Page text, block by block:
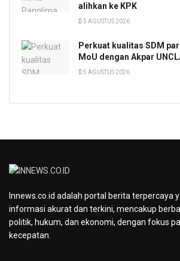
alihkan ke KPK
5 AGUSTUS 2026
Perkuat kualitas SDM
MoU dengan Akpar
5 AGUSTUS 2026
Innews.co.id adalah portal berita terpercaya
informasi akurat dan terkini, mencakup
politik, hukum, dan ekonomi, dengan fokus
kecepatan.